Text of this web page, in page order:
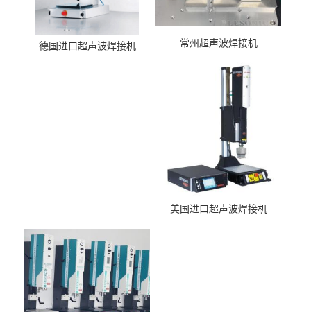
德国进口超声波焊接机 常州超声波焊接机
美国进口超声波焊接机